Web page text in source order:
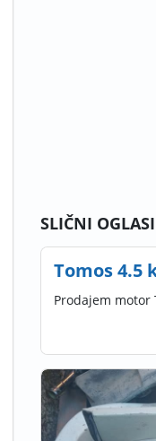
SLIČNI OGLASI
Tomos 4.5
Prodajem motor